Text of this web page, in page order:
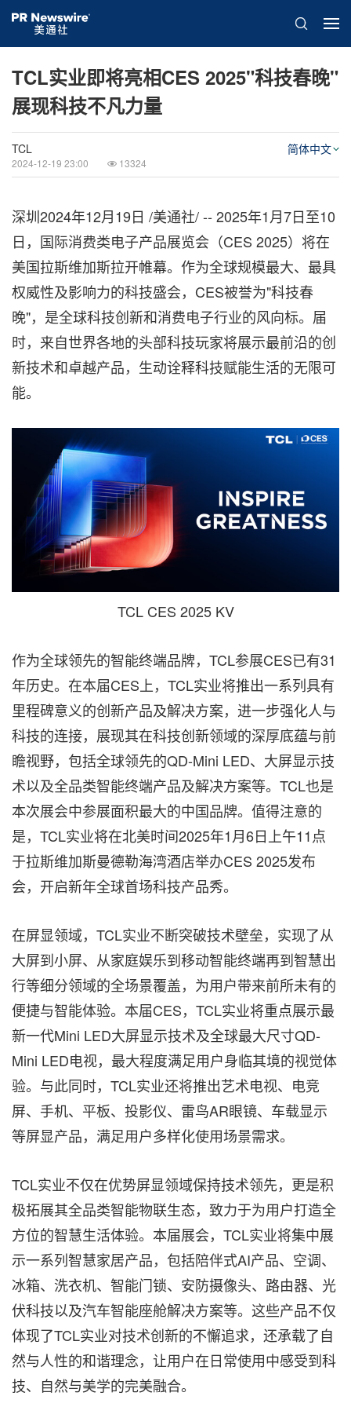
TCL实业即将亮相CES 2025"科技春晚"
展现科技不凡力量
TCL
2024-12-19 23:00 13324
简体中文
深圳2024年12月19日 /美通社/ -- 2025年1月7日至10
日，国际消费类电子产品展览会（CES 2025）将在
美国拉斯维加斯拉开帷幕。作为全球规模最大、最具
权威性及影响力的科技盛会，CES被誉为"科技春
晚"，是全球科技创新和消费电子行业的风向标。届
时，来自世界各地的头部科技玩家将展示最前沿的创
新技术和卓越产品，生动诠释科技赋能生活的无限可
能。
TCL CES 2025 KV
作为全球领先的智能终端品牌，TCL参展CES已有31
年历史。在本届CES上，TCL实业将推出一系列具有
里程碑意义的创新产品及解决方案，进一步强化人与
科技的连接，展现其在科技创新领域的深厚底蕴与前
瞻视野，包括全球领先的QD-Mini LED、大屏显示技
术以及全品类智能终端产品及解决方案等。TCL也是
本次展会中参展面积最大的中国品牌。值得注意的
是，TCL实业将在北美时间2025年1月6日上午11点
于拉斯维加斯曼德勒海湾酒店举办CES 2025发布
会，开启新年全球首场科技产品秀。
在屏显领域，TCL实业不断突破技术壁垒，实现了从
大屏到小屏、从家庭娱乐到移动智能终端再到智慧出
行等细分领域的全场景覆盖，为用户带来前所未有的
便捷与智能体验。本届CES，TCL实业将重点展示最
新一代Mini LED大屏显示技术及全球最大尺寸QD-
Mini LED电视，最大程度满足用户身临其境的视觉体
验。与此同时，TCL实业还将推出艺术电视、电竞
屏、手机、平板、投影仪、雷鸟AR眼镜、车载显示
等屏显产品，满足用户多样化使用场景需求。
TCL实业不仅在优势屏显领域保持技术领先，更是积
极拓展其全品类智能物联生态，致力于为用户打造全
方位的智慧生活体验。本届展会，TCL实业将集中展
示一系列智慧家居产品，包括陪伴式AI产品、空调、
冰箱、洗衣机、智能门锁、安防摄像头、路由器、光
伏科技以及汽车智能座舱解决方案等。这些产品不仅
体现了TCL实业对技术创新的不懈追求，还承载了自
然与人性的和谐理念，让用户在日常使用中感受到科
技、自然与美学的完美融合。